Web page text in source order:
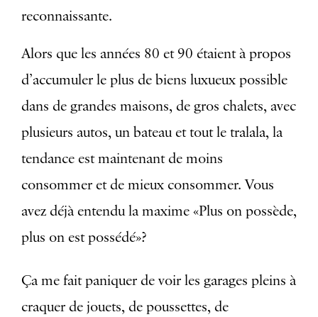
reconnaissante.
Alors que les années 80 et 90 étaient à propos
d’accumuler le plus de biens luxueux possible
dans de grandes maisons, de gros chalets, avec
plusieurs autos, un bateau et tout le tralala, la
tendance est maintenant de moins
consommer et de mieux consommer. Vous
avez déjà entendu la maxime «Plus on possède,
plus on est possédé»?
Ça me fait paniquer de voir les garages pleins à
craquer de jouets, de poussettes, de